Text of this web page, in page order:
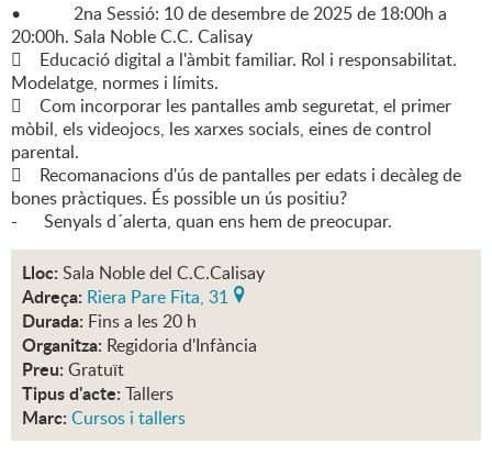
• 2na Sessió: 10 de desembre de 2025 de 18:00h a
20:00h. Sala Noble C.C. Calisay
 Educació digital a l'àmbit familiar. Rol i responsabilitat.
Modelatge, normes i límits.
 Com incorporar les pantalles amb seguretat, el primer
mòbil, els videojocs, les xarxes socials, eines de control
parental.
 Recomanacions d'ús de pantalles per edats i decàleg de
bones pràctiques. És possible un ús positiu?
- Senyals d´alerta, quan ens hem de preocupar.
Lloc: Sala Noble del C.C.Calisay
Adreça: Riera Pare Fita, 31
Durada: Fins a les 20 h
Organitza: Regidoria d'Infància
Preu: Gratuït
Tipus d'acte: Tallers
Marc: Cursos i tallers